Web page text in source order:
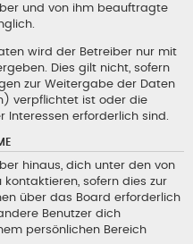
und von ihm beauftragte
wird der Betreiber nur mit
Dies gilt nicht, sofern
zur Weitergabe der Daten
verpflichtet ist oder die
Interessen erforderlich sind.
hinaus, dich unter den von
sofern dies zur
über das Board erforderlich
Benutzer dich
persönlichen Bereich